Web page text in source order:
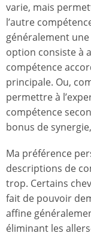
varie, mais
l’autre
généralement
option consiste à
compétence
principale. Ou,
permettre à
compétence
bonus de
Ma préférence
descriptions de
trop. Certains
fait de pouvoir
affine
éliminant les